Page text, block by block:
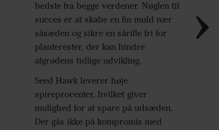
bedste fra begge verdener. Nøglen til
succes er at skabe en fin muld nær
såsæden og sikre en sårille fri for
planterester, der kan hindre
afgrødens tidlige udvikling.
Seed Hawk leverer høje
spireprocenter, hvilket giver
mulighed for at spare på udsæden.
Der gås ikke på kompromis med
en